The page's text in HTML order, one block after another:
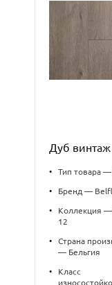
Дуб
• Тип товара
• Бренд —
•
Коллекция —
12
•
Страна
— Бельгия
•
Класс